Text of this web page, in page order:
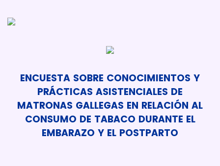
ENCUESTA SOBRE CONOCIMIENTOS Y
PRÁCTICAS ASISTENCIALES DE
MATRONAS GALLEGAS EN RELACIÓN AL
CONSUMO DE TABACO DURANTE EL
EMBARAZO Y EL POSTPARTO